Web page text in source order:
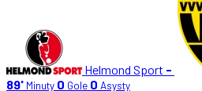
Helmond Sport -
89' Minuty 0 Gole 0 Asysty